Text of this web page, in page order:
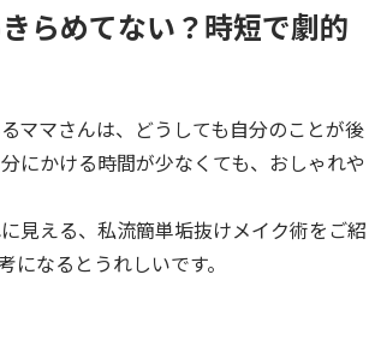
らめてない？時短で劇的
ママさんは、どうしても自分のことが後
にかける時間が少なくても、おしゃれや
見える、私流簡単垢抜けメイク術をご紹
なるとうれしいです。